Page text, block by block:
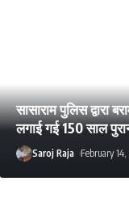
सासाराम पुलिस द्वारा
लगाई गई 150 साल
Saroj Raja February 14,